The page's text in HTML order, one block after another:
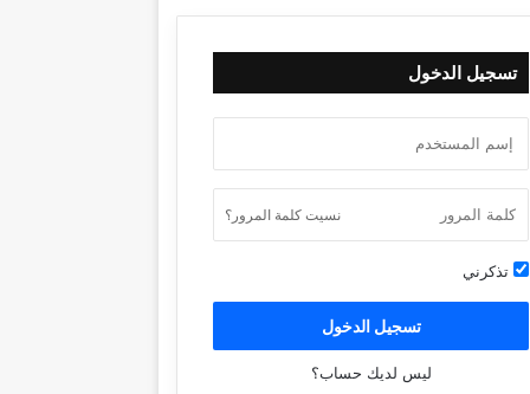
تسجيل الدخول
نسيت كلمة المرور؟
تذكرني
تسجيل الدخول
ليس لديك حساب؟